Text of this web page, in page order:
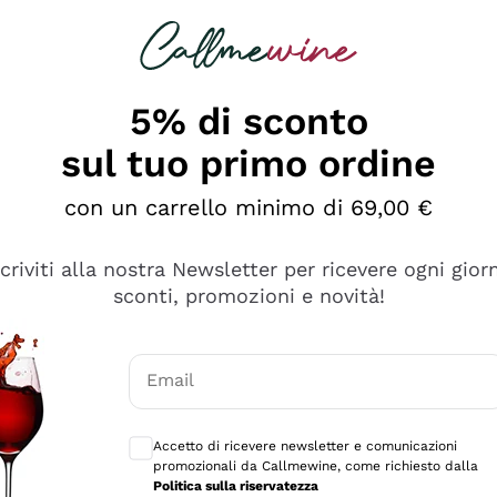
diversi e con un ampio range di prezzo. Le
5% di sconto
sul tuo primo ordine
con un carrello minimo di 69,00 €
alla nostra Newsletter per ricevere ogni
sconti, promozioni e novità!
Email
Accetto di ricevere newsletter e comunicazioni
promozionali da Callmewine, come richiesto dalla
Politica sulla riservatezza